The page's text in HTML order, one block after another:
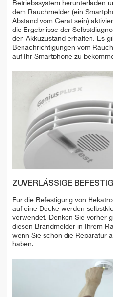
Betriebssystem herunterladen
dem Rauchmelder (ein
Abstand vom Gerät sein)
die Ergebnisse der
den Akkuzustand erhalten. Es
Benachrichtigungen vom
auf Ihr Smartphone zu
ZUVERLÄSSIGE
Für die Befestigung von
auf eine Decke werden
verwendet. Denken Sie vorher
diesen Brandmelder in Ihrem
wenn Sie schon die Reparatur
haben.